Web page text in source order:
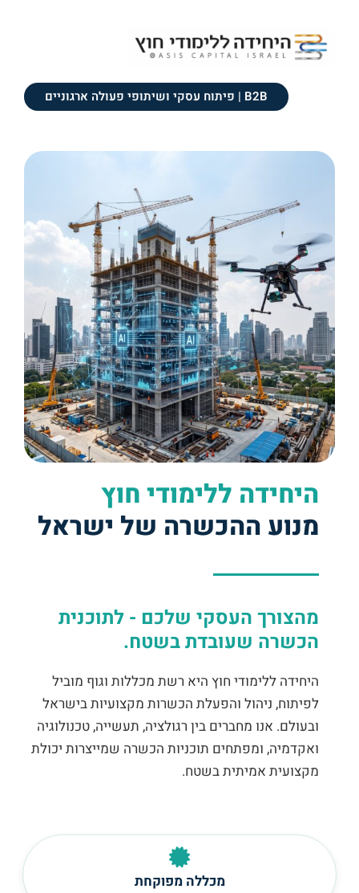
B2B | פיתוח עסקי ושיתופי פעולה ארגוניים
היחידה ללימודי חוץ
מנוע ההכשרה של ישראל
מהצורך העסקי שלכם - לתוכנית
הכשרה שעובדת בשטח.
היחידה ללימודי חוץ היא רשת מכללות וגוף מוביל
לפיתוח, ניהול והפעלת הכשרות מקצועיות בישראל
ובעולם. אנו מחברים בין רגולציה, תעשייה, טכנולוגיה
ואקדמיה, ומפתחים תוכניות הכשרה שמייצרות יכולת
מקצועית אמיתית בשטח.
מכללה מפוקחת